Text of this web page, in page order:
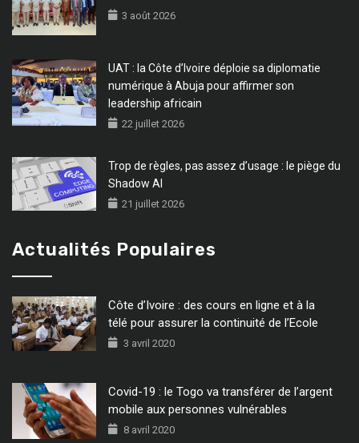
3 août 2026
UAT : la Côte d’Ivoire déploie sa diplomatie
numérique à Abuja pour affirmer son
leadership africain
22 juillet 2026
Trop de règles, pas assez d’usage : le piège du
Shadow AI
21 juillet 2026
Actualités Populaires
Côte d’Ivoire : des cours en ligne et à la
télé pour assurer la continuité de l’Ecole
3 avril 2020
Covid-19 : le Togo va transférer de l’argent
mobile aux personnes vulnérables
8 avril 2020